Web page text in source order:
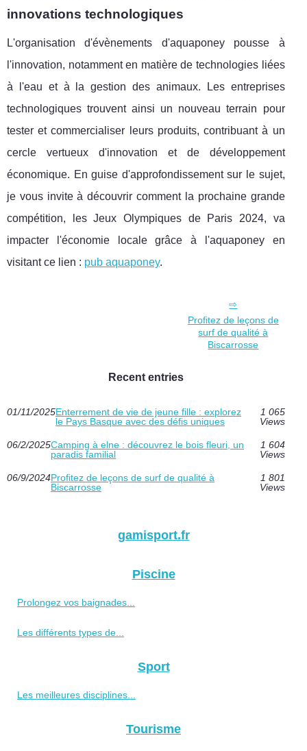
innovations technologiques
L'organisation d'évènements d'aquaponey pousse à
l'innovation, notamment en matière de technologies liées
à l'eau et à la gestion des animaux. Les entreprises
technologiques trouvent ainsi un nouveau terrain pour
tester et commercialiser leurs produits, contribuant à un
cercle vertueux d'innovation et de développement
économique. En guise d'approfondissement sur le sujet,
je vous invite à découvrir comment la prochaine grande
compétition, les Jeux Olympiques de Paris 2024, va
impacter l'économie locale grâce à l'aquaponey en
visitant ce lien : pub aquaponey.
Profitez de leçons de
surf de qualité à
Biscarrosse
Recent entries
01/11/2025Enterrement de vie de jeune fille : explorez
le Pays Basque avec des défis uniques
1 065
Views
06/2/2025Camping à elne : découvrez le bois fleuri, un
paradis familial
1 604
Views
06/9/2024Profitez de leçons de surf de qualité à
Biscarrosse
1 801
Views
gamisport.fr
Piscine
Prolongez vos baignades...
Les différents types de...
Sport
Les meilleures disciplines...
Tourisme